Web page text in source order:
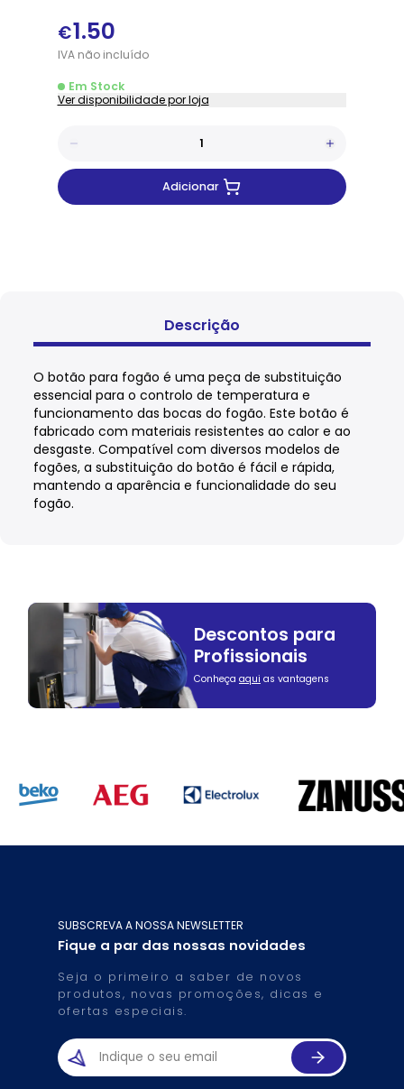
€1.50
IVAnãoincluído
Em Stock
Ver disponibilidade por loja
Adicionar
Descrição
O botão para fogão é uma peça de substituição
essencial para o controlo de temperatura e
funcionamento das bocas do fogão. Este botão é
fabricado com materiais resistentes ao calor e ao
desgaste. Compatível com diversos modelos de
fogões, a substituição do botão é fácil e rápida,
mantendo a aparência e funcionalidade do seu
fogão.
Descontos para
Profissionais
Conheça aqui as vantagens
SUBSCREVA A NOSSA NEWSLETTER
Fique a par das nossas novidades
Seja o primeiro a saber de novos
produtos, novas promoções, dicas e
ofertas especiais.